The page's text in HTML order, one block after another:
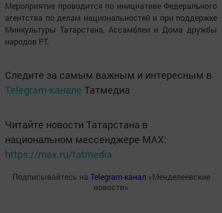
Мероприятие проводится по инициативе Федерального
агентства по делам национальностей и при поддержке
Минкультуры Татарстана, Ассамблеи и Дома дружбы
народов РТ.
Следите за самым важным и интересным в
Telegram-канале Татмедиа
Читайте новости Татарстана в
национальном мессенджере MАХ:
https://max.ru/tatmedia
Подписывайтесь на Telegram-канал «Менделеевские
новости»